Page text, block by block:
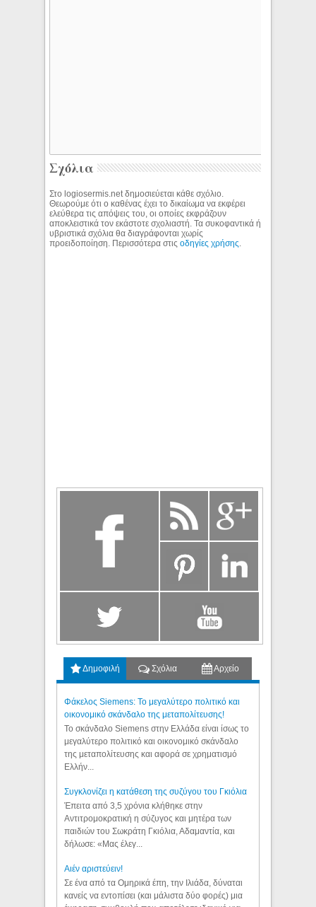
Σχόλια
Στο logiosermis.net δημοσιεύεται κάθε σχόλιο.
Θεωρούμε ότι ο καθένας έχει το δικαίωμα να εκφέρει
ελεύθερα τις απόψεις του, οι οποίες εκφράζουν
αποκλειστικά τον εκάστοτε σχολιαστή. Τα συκοφαντικά ή
υβριστικά σχόλια θα διαγράφονται χωρίς
προειδοποίηση. Περισσότερα στιςοδηγίες χρήσης.
Δημοφιλή Σχόλια Αρχείο
Φάκελος Siemens: Το μεγαλύτερο πολιτικό και
οικονομικό σκάνδαλο της μεταπολίτευσης!
Το σκάνδαλο Siemens στην Ελλάδα είναι ίσως το
μεγαλύτερο πολιτικό και οικονομικό σκάνδαλο
της μεταπολίτευσης και αφορά σε χρηματισμό
Ελλήν...
Συγκλονίζει η κατάθεση της συζύγου του Γκιόλια
Έπειτα από 3,5 χρόνια κλήθηκε στην
Αντιτρομοκρατική η σύζυγος και μητέρα των
παιδιών του Σωκράτη Γκιόλια, Αδαμαντία, και
δήλωσε: «Μας έλεγ...
Aιέν αριστεύειν!
Σε ένα από τα Ομηρικά έπη, την Ιλιάδα, δύναται
κανείς να εντοπίσει (και μάλιστα δύο φορές) μια